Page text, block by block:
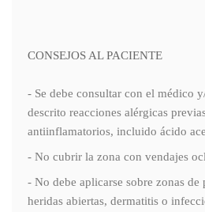
CONSEJOS AL PACIENTE
- Se debe consultar con el médico
descrito reacciones alérgicas
antiinflamatorios, incluido ácido
- No cubrir la zona con vendajes
- No debe aplicarse sobre zonas de
heridas abiertas, dermatitis o